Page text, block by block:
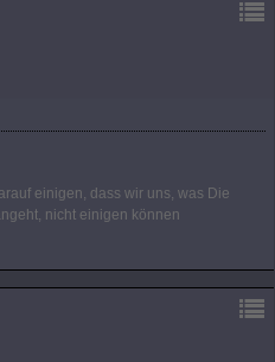
einigen, dass wir uns, was Die
nicht einigen können